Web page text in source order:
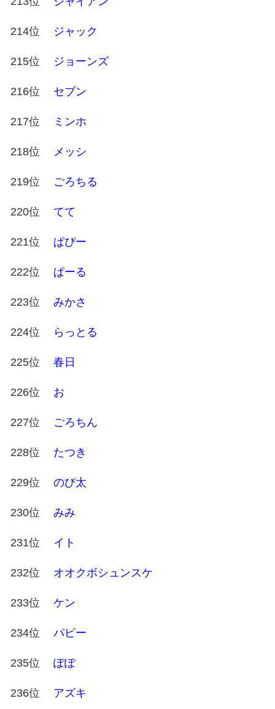
214位 ジャック
215位 ジョーンズ
216位 セブン
217位 ミンホ
218位 メッシ
219位 ごろちる
220位 てて
221位 ぱぴー
222位 ぱーる
223位 みかさ
224位 らっとる
225位 春日
226位 お
227位 ごろちん
228位 たつき
229位 のび太
230位 みみ
231位 イト
232位 オオクボシュンスケ
233位 ケン
234位 パピー
235位 ぽぽ
236位 アズキ